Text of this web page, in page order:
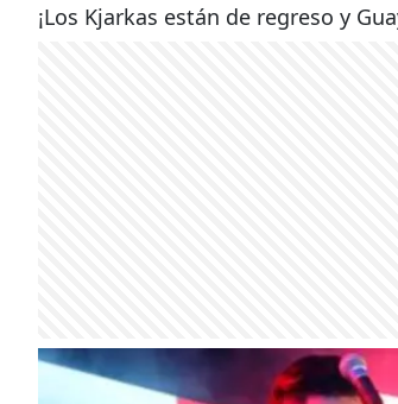
¡Los Kjarkas están de regreso y